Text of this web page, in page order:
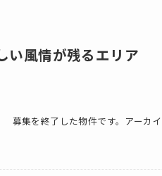
い風情が残るエリア
募集を終了した物件です。アーカ